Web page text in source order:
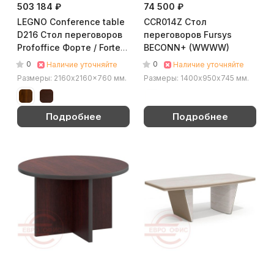
503 184 ₽
LEGNO Conference table
D216 Стол переговоров
Profoffice Форте / Forte
(Палисандр)
0
Наличие уточняйте
Размеры: 2160x2160x760 мм.
Подробнее
74 500 ₽
CCR014Z Стол
переговоров Fursys
BECONN+ (WWWW)
0
Наличие уточняйте
Размеры: 1400х950х745 мм.
Подробнее